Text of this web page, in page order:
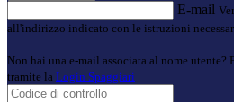
E-mail
all'indirizzo indicato con le istruzioni
Non hai una e-mail associata al nome utente?
tramite la Login Spaggiari